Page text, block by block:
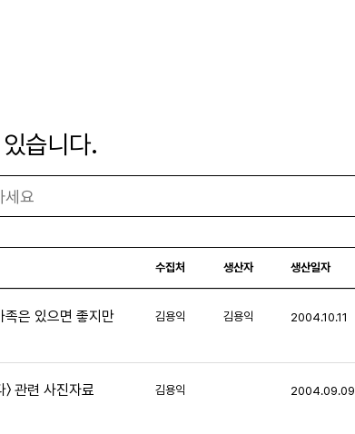
습니다.
수집처 생산자 생산일자
족은 있으면 좋지만
김용익 김용익 2004.10.11
관련 사진자료 김용익 2004.09.09